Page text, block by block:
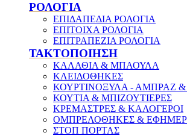
ΡΟΛΟΓΙΑ
ΕΠΙΔΑΠΕΔΙΑ ΡΟΛΟΓΙΑ
ΕΠΙΤΟΙΧΑ ΡΟΛΟΓΙΑ
ΕΠΙΤΡΑΠΕΖΙΑ ΡΟΛΟΓΙΑ
ΤΑΚΤΟΠΟΙΗΣΗ
ΚΑΛΑΘΙΑ & ΜΠΑΟΥΛΑ
ΚΛΕΙΔΟΘΗΚΕΣ
ΚΟΥΡΤΙΝΟΞΥΛΑ - ΑΜΠΡΑΖ
ΚΟΥΤΙΑ & ΜΠΙΖΟΥΤΙΕΡΕΣ
ΚΡΕΜΑΣΤΡΕΣ & ΚΑΛΟΓΕΡΟΙ
ΟΜΠΡΕΛΟΘΗΚΕΣ &
ΣΤΟΠ ΠΟΡΤΑΣ